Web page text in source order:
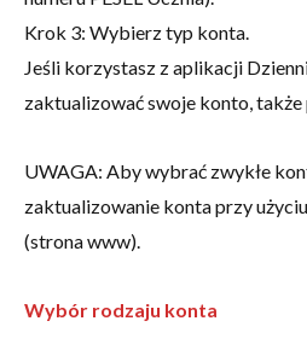
Krok 3: Wybierz typ konta.
Jeśli korzystasz z aplikacji
zaktualizować swoje konto,
UWAGA: Aby wybrać zwykłe
zaktualizowanie konta przy
(strona www).
Wybór rodzaju konta